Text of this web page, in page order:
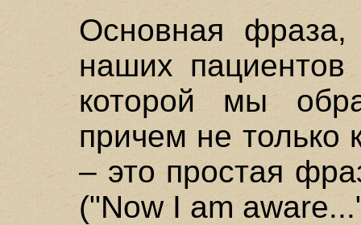
Основная
наших
которой мы
причем не только
– это простая
("Now I am